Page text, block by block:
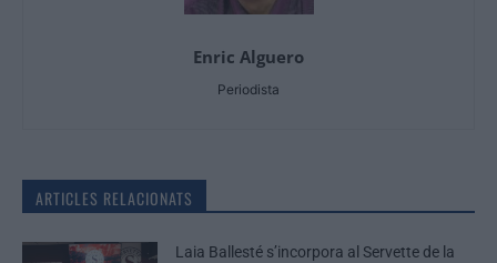
Enric Alguero
Periodista
ARTICLES RELACIONATS
Laia Ballesté s’incorpora al Servette de la